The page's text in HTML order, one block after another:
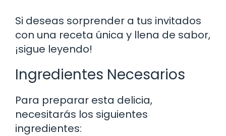
Si deseas sorprender a tus invitados
con una receta única y llena de sabor,
¡sigue leyendo!
Ingredientes Necesarios
Para preparar esta delicia,
necesitarás los siguientes
ingredientes: